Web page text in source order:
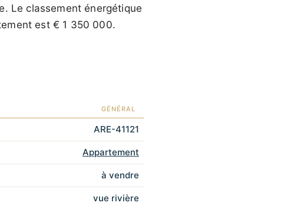
Le classement énergétique
est € 1 350 000.
GÉNÉRAL
ARE-41121
Appartement
à vendre
vue rivière